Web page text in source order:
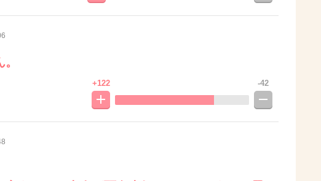
+122 -42